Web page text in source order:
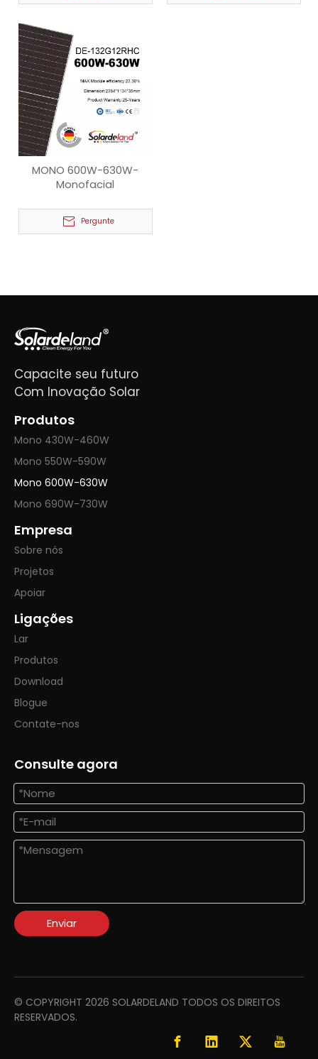
MONO 600W-630W-
Monofacial
Pergunte
Capacite seu futuro
Com Inovação Solar
Produtos
Mono 430W-460W
Mono 550W-590W
Mono 600W-630W
Mono 690W-730W
Empresa
Sobre nós
Projetos
Apoiar
Ligações
Lar
Produtos
Download
Blogue
Contate-nos
Consulte agora
Enviar
© COPYRIGHT 2026 SOLARDELAND TODOS OS DIREITOS
RESERVADOS.